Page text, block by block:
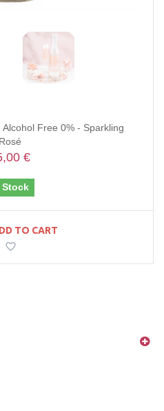
Free 0% - Sparkling
Rosé
€
Stock
TO CART